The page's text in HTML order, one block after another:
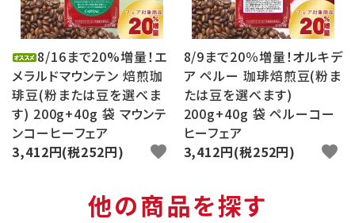
8/16まで20%増量！エ
メラルドマウンテン 焙煎珈
琲豆(粉または豆を選べま
す) 200g+40g 袋 マウンテ
ンコーヒーフェア
3,412円(税252円)
favorite
8/9まで20％増量！オルキデ
ア ペルー 珈琲焙煎豆(粉ま
たは豆を選べます)
200g+40g 袋 ペルーコー
ヒーフェア
3,412円(税252円)
favorite
他の商品を探す